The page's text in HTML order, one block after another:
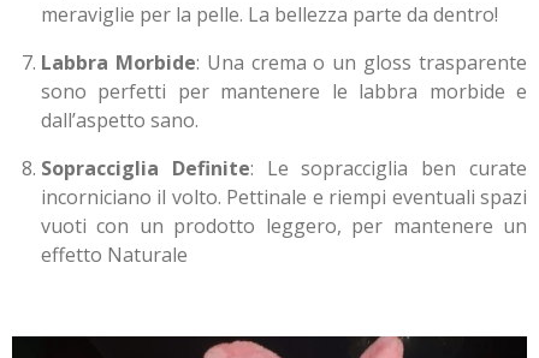
meraviglie per la pelle. La bellezza parte da dentro!
Labbra Morbide: Una crema o un gloss trasparente
sono perfetti per mantenere le labbra morbide e
dall’aspetto sano.
Sopracciglia Definite: Le sopracciglia ben curate
incorniciano il volto. Pettinale e riempi eventuali spazi
vuoti con un prodotto leggero, per mantenere un
effetto Naturale